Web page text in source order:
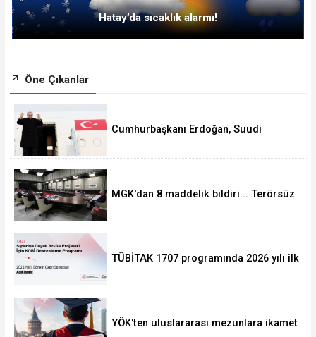
Hatay’da sıcaklık alarmı!
Öne Çıkanlar
Cumhurbaşkanı Erdoğan, Suudi
MGK'dan 8 maddelik bildiri... Terörsüz
TÜBİTAK 1707 programında 2026 yılı ilk
YÖK'ten uluslararası mezunlara ikamet